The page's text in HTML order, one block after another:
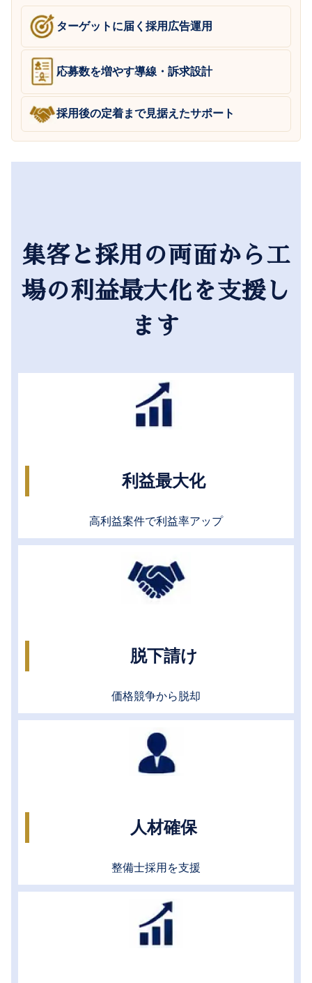
ターゲットに届く採用広告運用
応募数を増やす導線・訴求設計
採用後の定着まで見据えたサポート
集客と採用の両面から工
場の利益最大化を支援し
ます
利益最大化
高利益案件で利益率アップ
脱下請け
価格競争から脱却
人材確保
整備士採用を支援